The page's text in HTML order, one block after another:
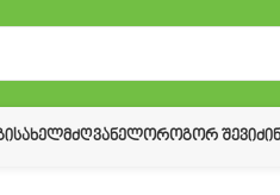
ᲡᲐᲮᲔᲚᲛᲫᲦᲕᲐᲜᲔᲚᲝᲠᲝᲒᲝᲠ